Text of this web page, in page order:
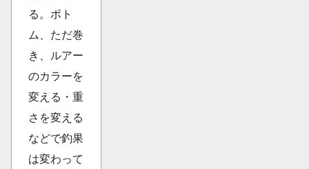
る。ボト
ム、ただ巻
き、ルアー
のカラーを
変える・重
さを変える
などで釣果
は変わって